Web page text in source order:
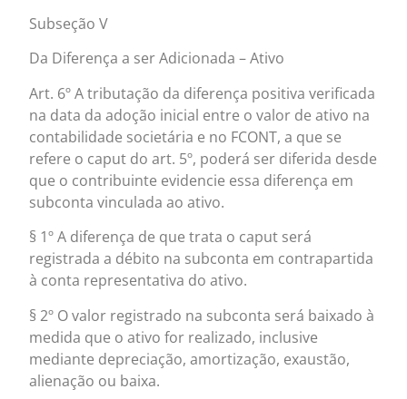
Subseção V
Da Diferença a ser Adicionada – Ativo
Art. 6º A tributação da diferença positiva verificada
na data da adoção inicial entre o valor de ativo na
contabilidade societária e no FCONT, a que se
refere o caput do art. 5º, poderá ser diferida desde
que o contribuinte evidencie essa diferença em
subconta vinculada ao ativo.
§ 1º A diferença de que trata o caput será
registrada a débito na subconta em contrapartida
à conta representativa do ativo.
§ 2º O valor registrado na subconta será baixado à
medida que o ativo for realizado, inclusive
mediante depreciação, amortização, exaustão,
alienação ou baixa.